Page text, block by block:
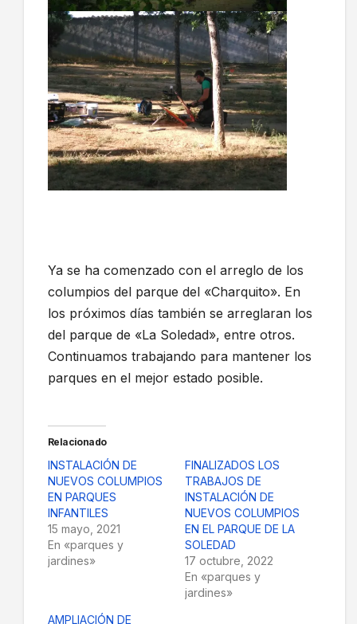
Ya se ha comenzado con el arreglo de los
columpios del parque del «Charquito». En
los próximos días también se arreglaran los
del parque de «La Soledad», entre otros.
Continuamos trabajando para mantener los
parques en el mejor estado posible.
Relacionado
INSTALACIÓN DE
NUEVOS COLUMPIOS
EN PARQUES
INFANTILES
15 mayo, 2021
En «parques y
jardines»
FINALIZADOS LOS
TRABAJOS DE
INSTALACIÓN DE
NUEVOS COLUMPIOS
EN EL PARQUE DE LA
SOLEDAD
17 octubre, 2022
En «parques y
jardines»
AMPLIACIÓN DE